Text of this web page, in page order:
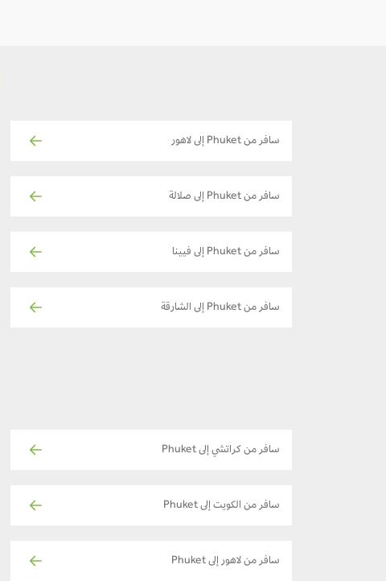
سافر من Phuket إلى لاهور
سافر من Phuket إلى صلالة
سافر من Phuket إلى فيينا
سافر من Phuket إلى الشارقة
سافر من كراتشي إلى Phuket
سافر من الكويت إلى Phuket
سافر من لاهور إلى Phuket